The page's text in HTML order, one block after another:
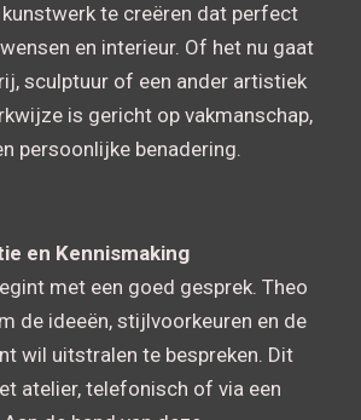
te creëren dat perfect
en interieur. Of het nu gaat
sculptuur of een ander artistiek
is gericht op vakmanschap,
persoonlijke benadering.
en Kennismaking
met een goed gesprek. Theo
de ideeën, stijlvoorkeuren en de
wil uitstralen te bespreken. Dit
atelier, telefonisch of via een